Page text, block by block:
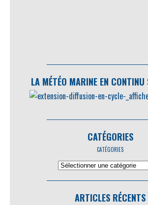
LA MÉTÉO MARINE EN
CATÉGORIES
CATÉGORIES
ARTICLES RÉCENTS